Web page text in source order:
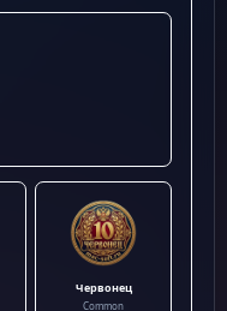
Червонец
Common